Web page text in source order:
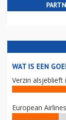
WAT IS EEN
Verzin alsjeblieft
European